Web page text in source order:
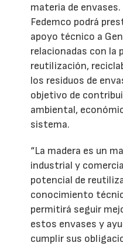
materia de
Fedemco podrá
apoyo técnico a
relacionadas con la
reutilización,
los residuos de
objetivo de
ambiental,
sistema.
“La madera es un
industrial y
potencial de
conocimiento
permitirá seguir
estos envases y
cumplir sus